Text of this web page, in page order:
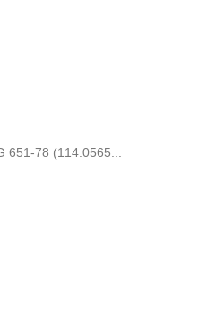
651-78 (114.0565...